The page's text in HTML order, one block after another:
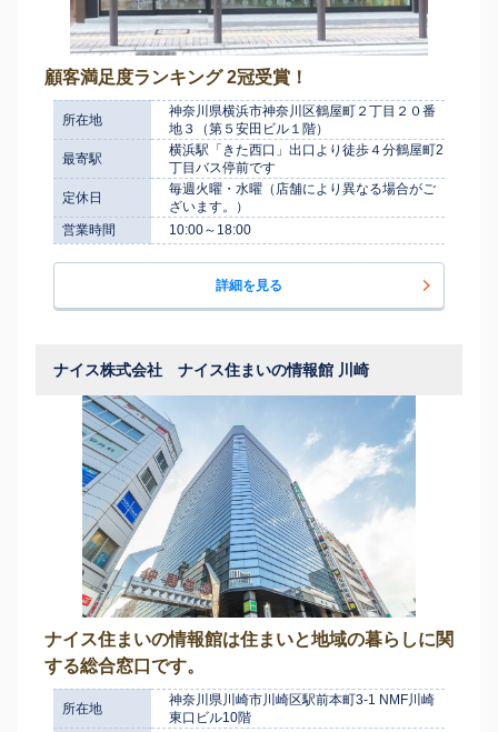
顧客満足度ランキング 2冠受賞！
所在地
神奈川県横浜市神奈川区鶴屋町２丁目２０番
地３（第５安田ビル１階）
最寄駅
横浜駅「きた西口」出口より徒歩４分鶴屋町2
丁目バス停前です
定休日
毎週火曜・水曜（店舗により異なる場合がご
ざいます。）
営業時間
10:00～18:00
詳細を見る
ナイス株式会社 ナイス住まいの情報館 川崎
ナイス住まいの情報館は住まいと地域の暮らしに関
する総合窓口です。
所在地
神奈川県川崎市川崎区駅前本町3-1 NMF川崎
東口ビル10階